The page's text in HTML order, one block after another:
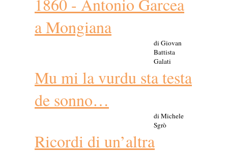
a Mongiana
di Giovan
Battista
Galati
Mu mi la vurdu sta testa
de sonno…
di Michele
Sgrò
Ricordi di un’altra